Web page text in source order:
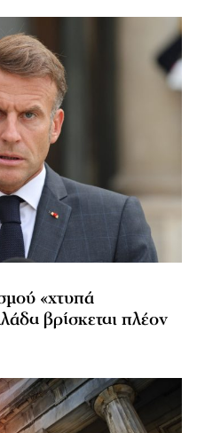
«χτυπά
βρίσκεται πλέον